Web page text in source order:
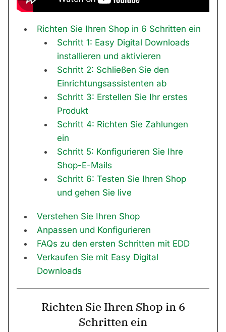
Richten Sie Ihren Shop in 6 Schritten ein
Schritt 1: Easy Digital Downloads
installieren und aktivieren
Schritt 2: Schließen Sie den
Einrichtungsassistenten ab
Schritt 3: Erstellen Sie Ihr erstes
Produkt
Schritt 4: Richten Sie Zahlungen
ein
Schritt 5: Konfigurieren Sie Ihre
Shop-E-Mails
Schritt 6: Testen Sie Ihren Shop
und gehen Sie live
Verstehen Sie Ihren Shop
Anpassen und Konfigurieren
FAQs zu den ersten Schritten mit EDD
Verkaufen Sie mit Easy Digital
Downloads
Richten Sie Ihren Shop in 6
Schritten ein